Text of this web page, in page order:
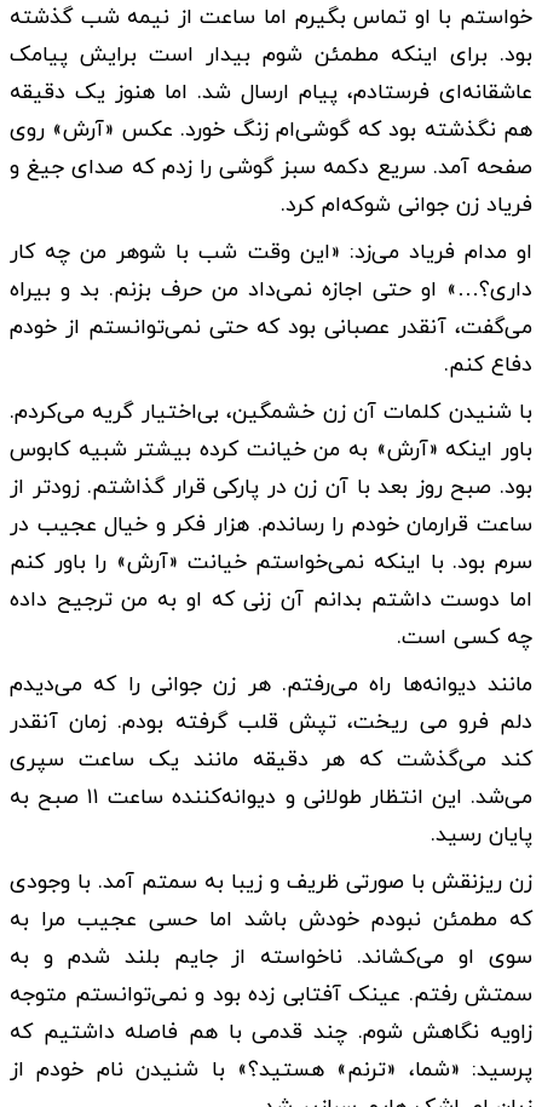
خواستم با او تماس بگیرم اما ساعت از نیمه شب گذشته
بود. برای اینکه مطمئن شوم بیدار است برایش پیامک
عاشقانه‌ای فرستادم، پیام ارسال شد. اما هنوز یک دقیقه
هم نگذشته بود که گوشی‌ام زنگ خورد. عکس «آرش» روی
صفحه آمد. سریع دکمه سبز گوشی را زدم که صدای جیغ و
فریاد زن جوانی شوکه‌ام کرد.
او مدام فریاد می‌زد: «این وقت شب با شوهر من چه کار
داری؟…» او حتی اجازه نمی‌داد من حرف بزنم. بد و بیراه
می‌گفت، آنقدر عصبانی بود که حتی نمی‌توانستم از خودم
دفاع کنم.
با شنیدن کلمات آن زن خشمگین، بی‌اختیار گریه می‌کردم.
باور اینکه «آرش» به من خیانت کرده بیشتر شبیه کابوس
بود. صبح روز بعد با آن زن در پارکی قرار گذاشتم. زودتر از
ساعت قرارمان خودم را رساندم. هزار فکر و خیال عجیب در
سرم بود. با اینکه نمی‌خواستم خیانت «آرش» را باور کنم
اما دوست داشتم بدانم آن زنی که او به من ترجیح داده
چه کسی است.
مانند دیوانه‌ها راه می‌رفتم. هر زن جوانی را که می‌دیدم
دلم فرو می ریخت، تپش قلب گرفته بودم. زمان آنقدر
کند می‌گذشت که هر دقیقه مانند یک ساعت سپری
می‌شد. این انتظار طولانی و دیوانه‌کننده ساعت ۱۱ صبح به
پایان رسید.
زن ریزنقش با صورتی ظریف و زیبا به سمتم آمد. با وجودی
که مطمئن نبودم خودش باشد اما حسی عجیب مرا به
سوی او می‌کشاند. ناخواسته از جایم بلند شدم و به
سمتش رفتم. عینک آفتابی زده بود و نمی‌توانستم متوجه
زاویه نگاهش شوم. چند قدمی با هم فاصله داشتیم که
پرسید: «شما، «ترنم» هستید؟» با شنیدن نام خودم از